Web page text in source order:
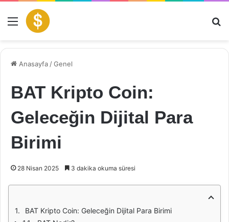
Menü
Anasayfa /Genel
BAT Kripto Coin:
Geleceğin Dijital Para
Birimi
28 Nisan 2025 3 dakika okuma süresi
BAT Kripto Coin: Geleceğin Dijital Para Birimi